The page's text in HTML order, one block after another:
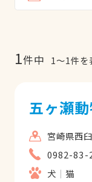
1件中 1〜1件を
五ヶ瀬
宮崎県西
0982-83-
犬
猫